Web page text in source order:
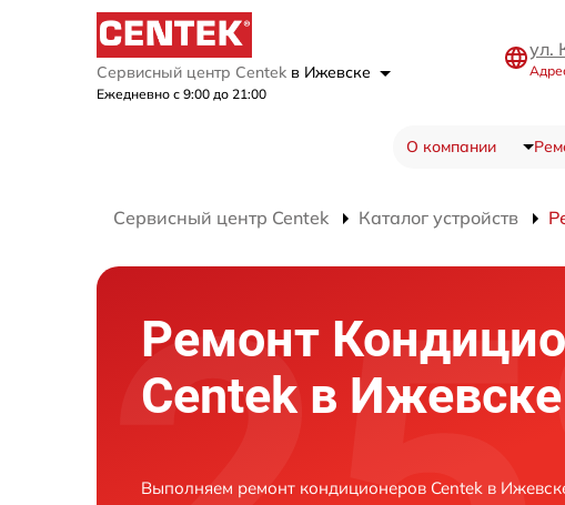
Сервисный центр Centek в Ижевске
Ежедневно с 9:00 до 21:00
ул.
О компании
Сервисный центр Centek Каталог устройств
Ремонт
Centek в Ижевске
Выполняем ремонт кондиционеров Centek в